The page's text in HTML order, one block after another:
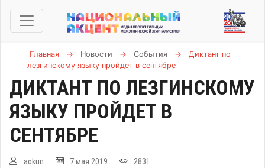
Главная → Новости → События →
Диктант по
лезгинскому языку пройдет в сентябре
ДИКТАНТ ПО ЛЕЗГИНСКОМУ
ЯЗЫКУ ПРОЙДЕТ В
СЕНТЯБРЕ
aokun 7 мая 2019
2831